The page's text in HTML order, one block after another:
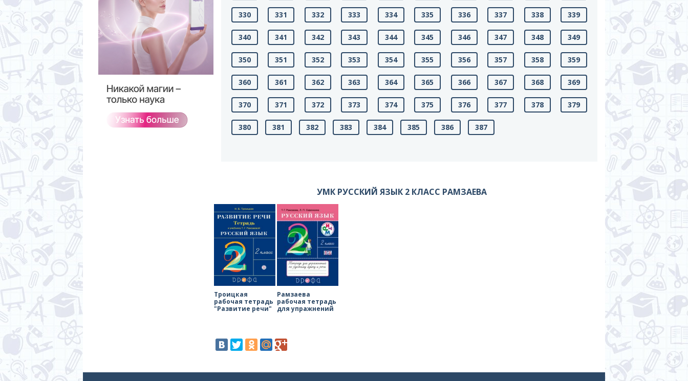
330 331 332 333 334 335 336 337 338 339
340 341 342 343 344 345 346 347 348 349
350 351 352 353 354 355 356 357 358 359
360 361 362 363 364 365 366 367 368 369
370 371 372 373 374 375 376 377 378 379
380 381 382 383 384 385 386 387
УМК РУССКИЙ ЯЗЫК 2 КЛАСС РАМЗАЕВА
Троицкая
рабочая тетрадь
"Развитие речи"
Рамзаева
рабочая тетрадь
для упражнений